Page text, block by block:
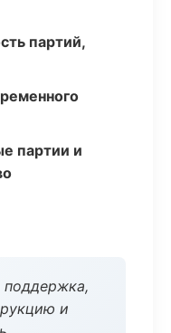
партий,
партии и
поддержка,
и